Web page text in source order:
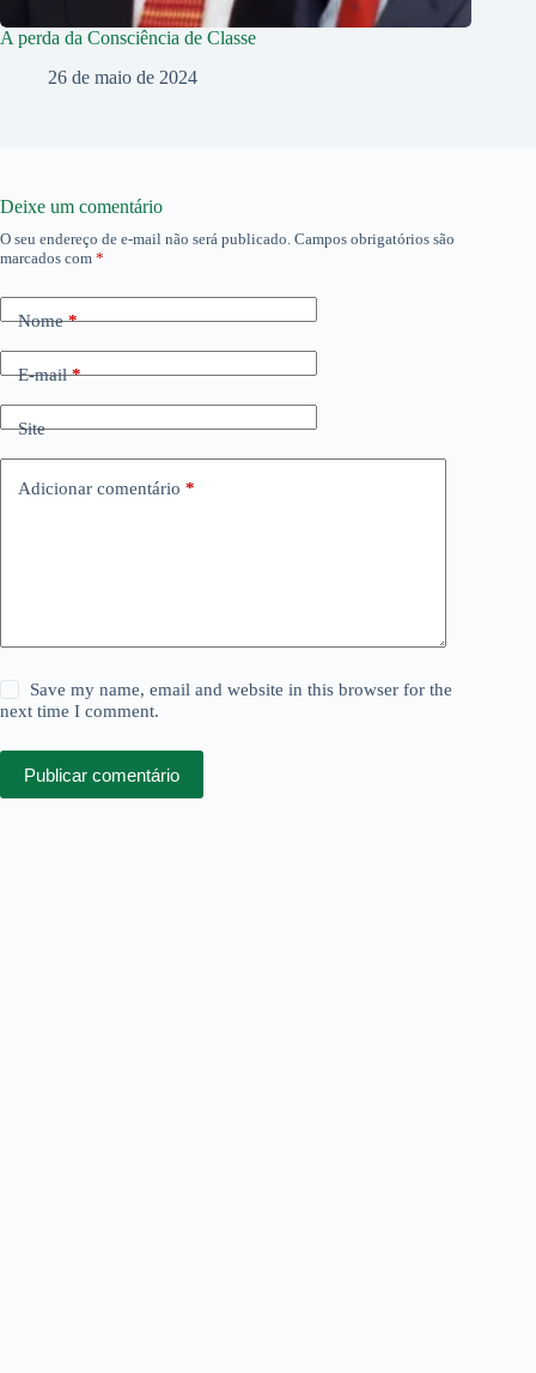
A perda da Consciência de Classe
26 de maio de 2024
Deixe um comentário
O seu endereço de e-mail não será publicado. Campos obrigatórios são
marcados com *
Nome*
E-mail*
Site
Adicionar comentário *
Save my name, email and website in this browser for the
next time I comment.
Publicar comentário